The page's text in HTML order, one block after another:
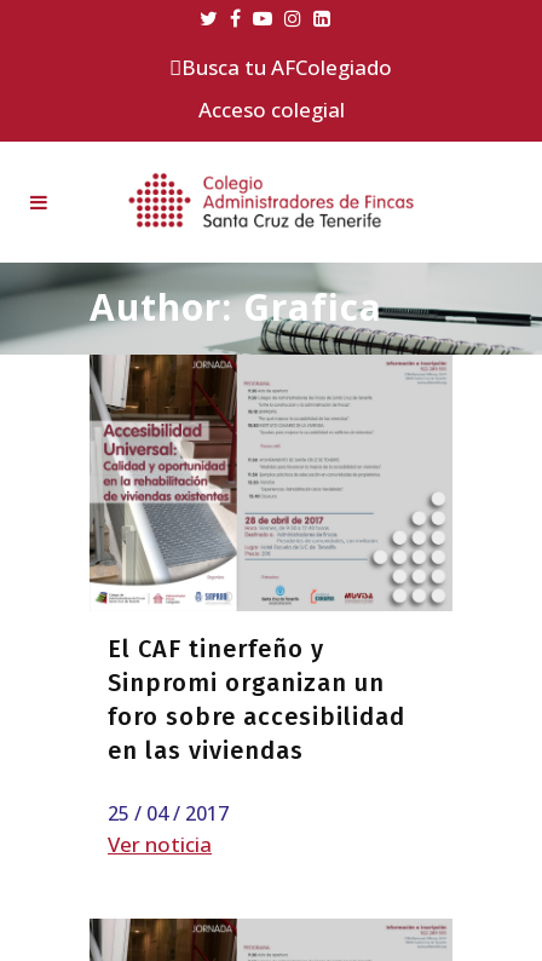
Busca tu AFColegiado
Acceso colegial
Author: Grafica
El CAF tinerfeño y
Sinpromi organizan un
foro sobre accesibilidad
en las viviendas
25 / 04 / 2017
Ver noticia